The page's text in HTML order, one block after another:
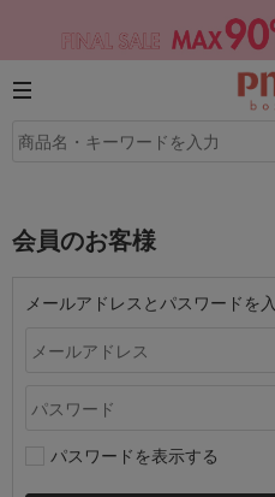
会員のお客様
メールアドレスとパスワードを
パスワードを表示する